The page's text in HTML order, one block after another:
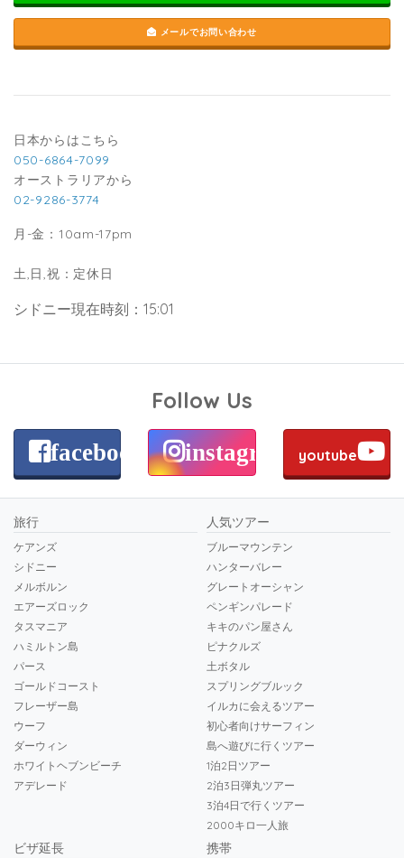
メールでお問い合わせ
日本からはこちら
050-6864-7099
オーストラリアから
02-9286-3774
月-金：10am-17pm
土,日,祝：定休日
シドニー現在時刻：15:01
Follow Us
facebook instagram youtube
旅行
ケアンズ
シドニー
メルボルン
エアーズロック
タスマニア
ハミルトン島
パース
ゴールドコースト
フレーザー島
ウーフ
ダーウィン
ホワイトヘブンビーチ
アデレード
人気ツアー
ブルーマウンテン
ハンターバレー
グレートオーシャン
ペンギンパレード
キキのパン屋さん
ピナクルズ
土ボタル
スプリングブルック
イルカに会えるツアー
初心者向けサーフィン
島へ遊びに行くツアー
1泊2日ツアー
2泊3日弾丸ツアー
3泊4日で行くツアー
2000キロ一人旅
ビザ延長
携帯